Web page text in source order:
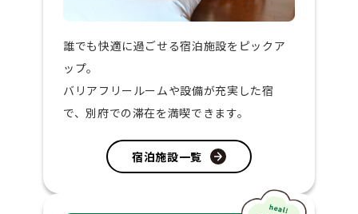
誰でも快適に過ごせる宿泊施設をピックア
ップ。
バリアフリールームや設備が充実した宿
で、別府での滞在を満喫できます。
宿泊施設一覧